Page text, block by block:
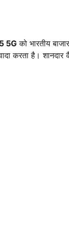
5G को भारतीय
करता है। शानदार